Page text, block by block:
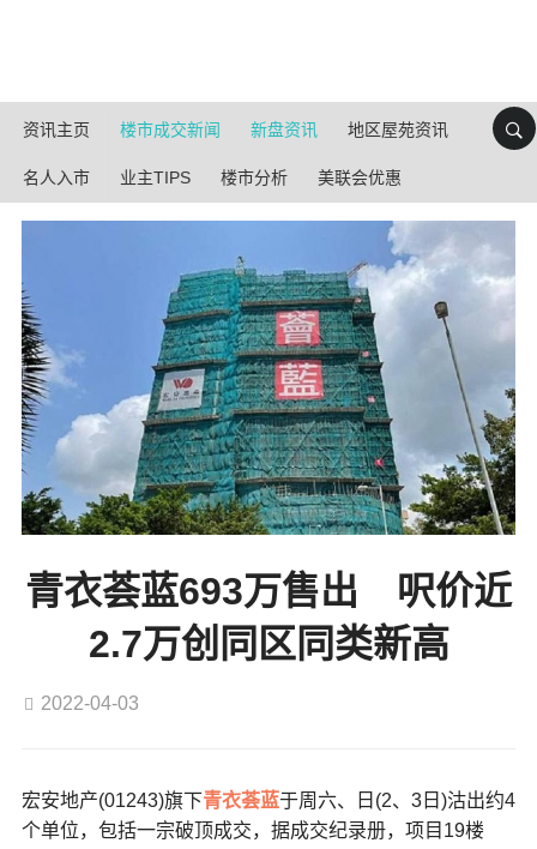
资讯主页 楼市成交新闻 新盘资讯 地区屋苑资讯
名人入市 业主TIPS 楼市分析 美联会优惠
青衣荟蓝693万售出 呎价近
2.7万创同区同类新高
2022-04-03
宏安地产(01243)旗下青衣荟蓝于周六、日(2、3日)沽出约4
个单位，包括一宗破顶成交，据成交纪录册，项目19楼